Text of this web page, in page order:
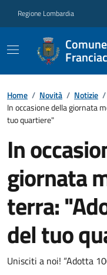
Regione Lombardia
Home / Novità / Notizie /
In occasione della giornata
tuo quartiere"
In
giornata
terra:
del tuo
Unisciti a noi! “Adotta